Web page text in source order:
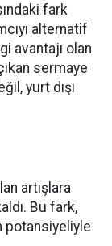
fark
alternatif
avantajı olan
sermaye
yurt dışı
artışlara
Bu fark,
potansiyeliyle